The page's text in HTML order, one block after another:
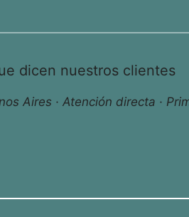
dicen nuestros clientes
Aires · Atención directa ·